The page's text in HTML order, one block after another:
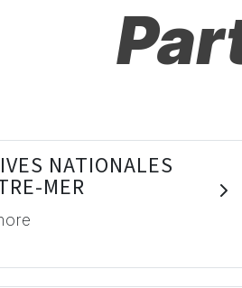
NATIONALES
MER